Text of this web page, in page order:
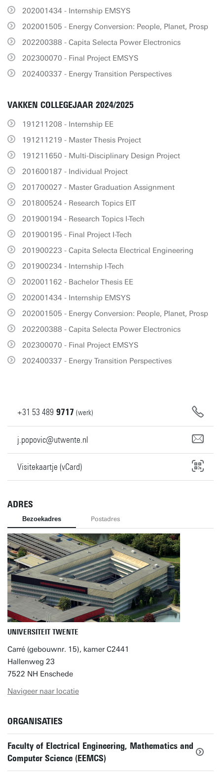
202001434 - Internship EMSYS
202001505 - Energy Conversion: People, Planet, Prosp
202200388 - Capita Selecta Power Electronics
202300070 - Final Project EMSYS
202400337 - Energy Transition Perspectives
VAKKEN COLLEGEJAAR 2024/2025
191211208 - Internship EE
191211219 - Master Thesis Project
191211650 - Multi-Disciplinary Design Project
201600187 - Individual Project
201700027 - Master Graduation Assignment
201800524 - Research Topics EIT
201900194 - Research Topics I-Tech
201900195 - Final Project I-Tech
201900223 - Capita Selecta Electrical Engineering
201900234 - Internship I-Tech
202001162 - Bachelor Thesis EE
202001434 - Internship EMSYS
202001505 - Energy Conversion: People, Planet, Prosp
202200388 - Capita Selecta Power Electronics
202300070 - Final Project EMSYS
202400337 - Energy Transition Perspectives
+31 53 489 9717 (werk)
j.popovic@utwente.nl
Visitekaartje (vCard)
ADRES
Bezoekadres Postadres
UNIVERSITEIT TWENTE
Carré (gebouwnr. 15), kamer C2441
Hallenweg 23
7522 NH Enschede
Navigeer naar locatie
ORGANISATIES
Faculty of Electrical Engineering, Mathematics and
Computer Science (EEMCS)